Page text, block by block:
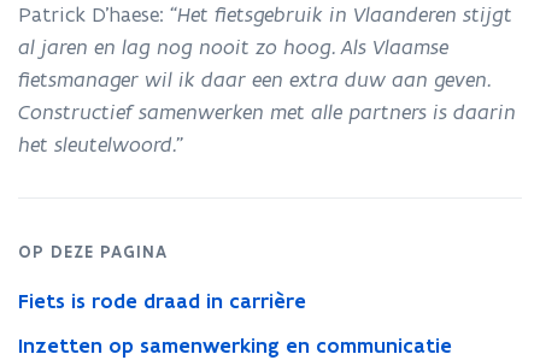
Patrick D’haese: “Het fietsgebruik in Vlaanderen stijgt
al jaren en lag nog nooit zo hoog. Als Vlaamse
fietsmanager wil ik daar een extra duw aan geven.
Constructief samenwerken met alle partners is daarin
het sleutelwoord.”
OP DEZE PAGINA
Fiets is rode draad in carrière
Inzetten op samenwerking en communicatie